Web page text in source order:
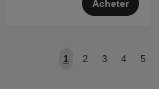
Acheter
1 2 3 4 5